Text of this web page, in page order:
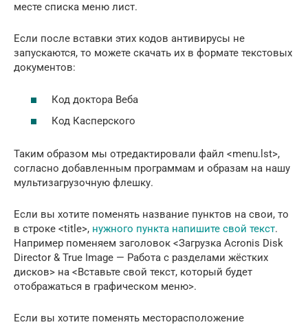
месте списка меню лист.
Если после вставки этих кодов антивирусы не
запускаются, то можете скачать их в формате текстовых
документов:
Код доктора Веба
Код Касперского
Таким образом мы отредактировали файл <menu.lst>,
согласно добавленным программам и образам на нашу
мультизагрузочную флешку.
Если вы хотите поменять название пунктов на свои, то
в строке <title>, нужного пункта напишите свой текст.
Например поменяем заголовок <Загрузка Acronis Disk
Director & True Image — Работа с разделами жёстких
дисков> на <Вставьте свой текст, который будет
отображаться в графическом меню>.
Если вы хотите поменять месторасположение